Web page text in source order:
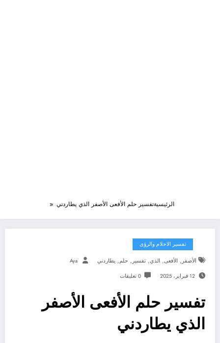
الرئيسيةتفسير حلم الأفعى الأصفر الذي يطاردني
تفسير الاحلام والرؤى
الأصفر , الأفعى, الذي, تفسير , حلم, يطاردني Aya
12 فبراير، 2025 0 تعليقات
تفسير حلم الأفعى الأصفر
الذي يطاردني